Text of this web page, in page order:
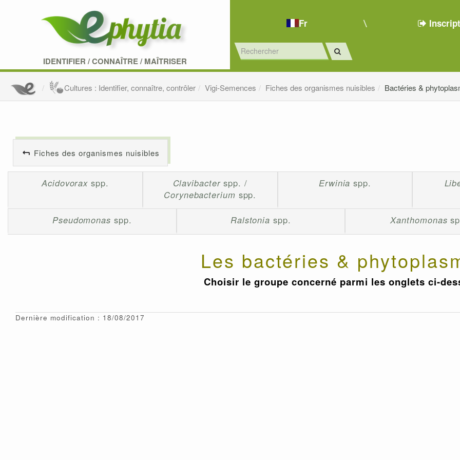
IDENTIFIER /CONNAÎTRE/MAÎTRISER
Fr
Cultures : Identifier, connaître, contrôler Vigi-Semences Fiches des organismes nuisibles Bactéries &
Fiches des organismes nuisibles
Acidovorax spp. Clavibacterspp. /
Corynebacterium spp.
Erwiniaspp.
Pseudomonas spp. Ralstonia spp. Xanthomonas
Les bactéries &
Choisir le groupe concerné parmi les onglets ci-
Dernière modification : 18/08/2017